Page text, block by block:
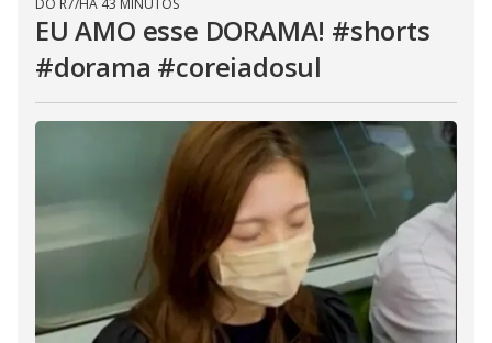
DO R7/HÁ 43 MINUTOS
EU AMO esse DORAMA! #shorts
#dorama #coreiadosul